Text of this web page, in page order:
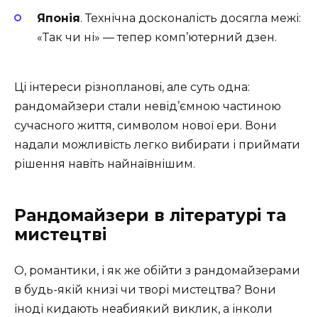
Японія. Технічна досконалість досягла межі:
«Так чи ні» — тепер комп’ютерний дзен.
Ці інтереси різнопланові, але суть одна:
рандомайзери стали невід’ємною частиною
сучасного життя, символом нової ери. Вони
надали можливість легко вибирати і приймати
рішення навіть найнаївнішим.
Рандомайзери в літературі та
мистецтві
О, романтики, і як же обійти з рандомайзерами
в будь-якій книзі чи творі мистецтва? Вони
іноді кидають неабиякий виклик, а інколи